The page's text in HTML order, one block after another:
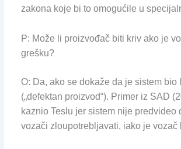
zakona koje bi to omogućile u
P: Može li proizvođač biti kriv ako je
grešku?
O: Da, ako se dokaže da je sistem bio
(„defektan proizvod“). Primer iz SAD
kaznio Teslu jer sistem nije predvideo
vozači zloupotrebljavati, iako je vozač